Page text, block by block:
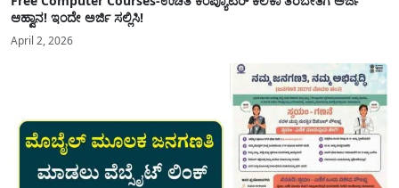
ಆಹ್ವಾನ! ಇಂದೇ ಅರ್ಜಿ ಸಲ್ಲಿಸಿ!
April 2, 2026